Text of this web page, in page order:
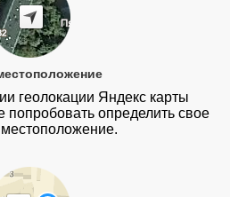
геолокации Яндекс карты
определить свое